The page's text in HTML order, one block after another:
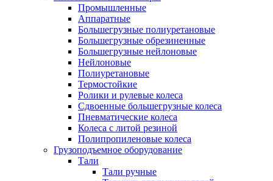
Промышленные
Аппаратные
Большегрузные полиуретановые
Большегрузные обрезиненные
Большегрузные нейлоновые
Нейлоновые
Полиуретановые
Термостойкие
Ролики и рулевые колеса
Сдвоенные большегрузные колеса
Пневматические колеса
Колеса с литой резиной
Полипропиленовые колеса
Грузоподъемное оборудование
Тали
Тали ручные